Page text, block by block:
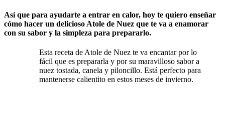
Así que para ayudarte a entrar en calor, hoy te quiero enseñar
cómo hacer un delicioso Atole de Nuez que te va a enamorar
con su sabor y la simpleza para prepararlo.
Esta receta de Atole de Nuez te va encantar por lo
fácil que es prepararla y por su maravilloso sabor a
nuez tostada, canela y piloncillo. Está perfecto para
mantenerse calientito en estos meses de invierno.